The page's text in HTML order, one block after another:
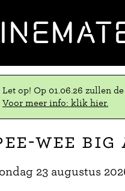
Let op! Op 01.06.26 zullen
Voor meer info: klik hier.
wee
23 augustus